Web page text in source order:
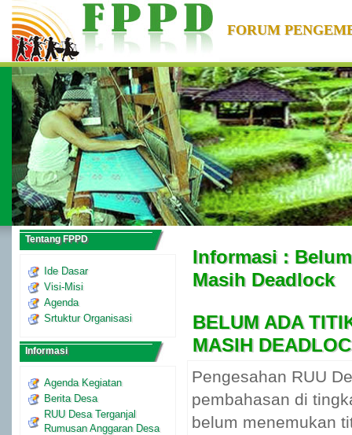
FORUM
Tentang FPPD
Ide Dasar
Visi-Misi
Agenda
Srtuktur Organisasi
Informasi
Agenda Kegiatan
Berita Desa
RUU Desa Terganjal
Rumusan Anggaran Desa
Informasi :
Masih Deadlock
BELUM ADA
MASIH
Pengesahan RUU
pembahasan di
belum menemukan